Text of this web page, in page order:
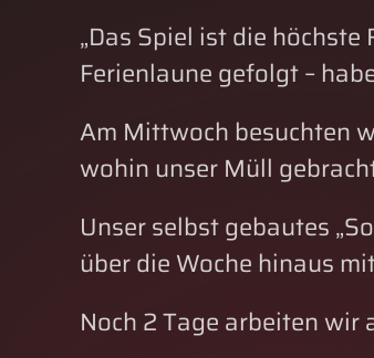
„Das Spiel ist die
Ferienlaune gefolgt –
Am Mittwoch besuchten
wohin unser Müll
Unser selbst gebautes
über die Woche hinaus
Noch 2 Tage arbeiten wir